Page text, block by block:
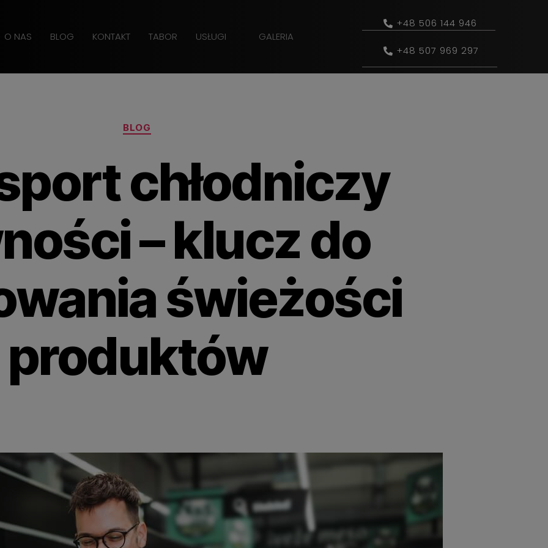
O NAS BLOG KONTAKT TABOR USŁUGI GALERIA
+48 506 144 946
+48 507 969 297
BLOG
chłodniczy
– klucz do
świeżości
produktów